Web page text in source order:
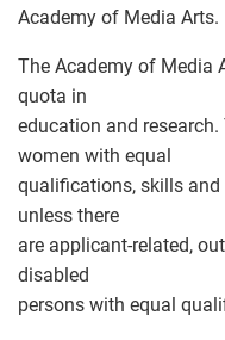
Academy of Media Arts.
The Academy of Media
quota in
education and
women with equal
qualifications, skills and
unless there
are applicant-related,
disabled
persons with equal